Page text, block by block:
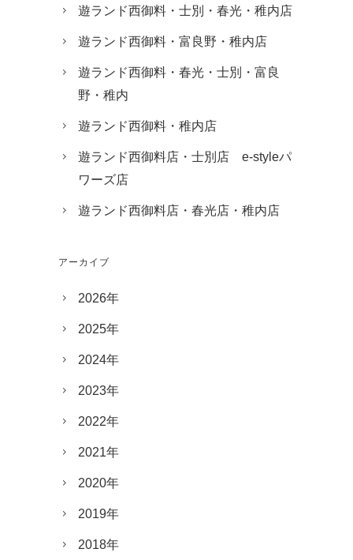
遊ランド西御料・士別・春光・稚内店
遊ランド西御料・富良野・稚内店
遊ランド西御料・春光・士別・富良
野・稚内
遊ランド西御料・稚内店
遊ランド西御料店・士別店 e-styleパ
ワーズ店
遊ランド西御料店・春光店・稚内店
アーカイブ
2026年
2025年
2024年
2023年
2022年
2021年
2020年
2019年
2018年